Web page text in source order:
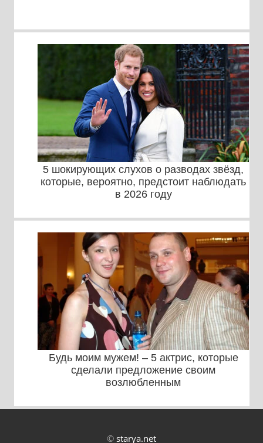
5 шокирующих слухов о разводах звёзд,
которые, вероятно, предстоит наблюдать
в 2026 году
Будь моим мужем! – 5 актрис, которые
сделали предложение своим
возлюбленным
© starya.net